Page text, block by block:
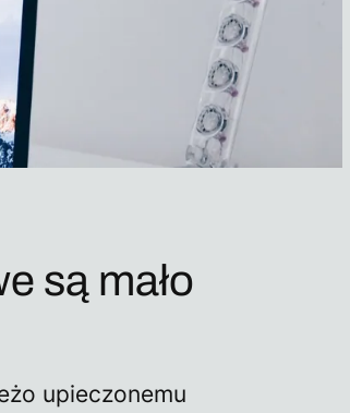
są mało
upieczonemu